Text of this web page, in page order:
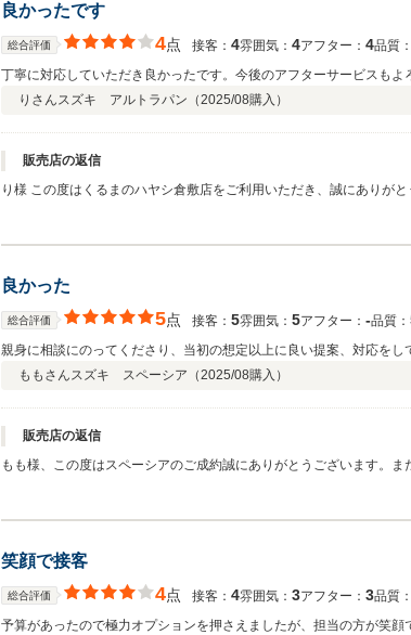
良かったです
総合評価 4点 接客： 4雰囲気： 4アフター： 4品質：
丁寧に対応していただき良かったです。今後のアフターサービスもよ
りさんスズキ アルトラパン（2025/08購入）
販売店の返信
り様 この度はくるまのハヤシ倉敷店をご利用いただき、誠にありがとうございます。 お車のご購入時だけでなく、今後のアフターサービスでもご満足いただけるよう全力でサポート
良かった
総合評価 5点 接客： 5雰囲気： 5アフター： ‐品質：
親身に相談にのってくださり、当初の想定以上に良い提案、対応をし
ももさんスズキ スペーシア（2025/08購入）
販売店の返信
もも様、この度はスペーシアのご成約誠にありがとうございます。
笑顔で接客
総合評価 4点 接客： 4雰囲気： 3アフター： 3品質：
予算があったので極力オプションを押さえましたが、担当の方が笑